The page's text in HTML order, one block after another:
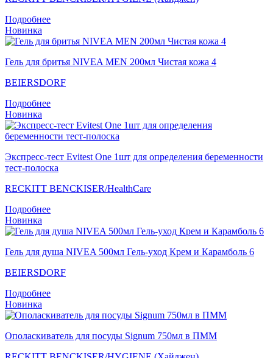
Подробнее
Новинка
Гель для бритья NIVEA MEN 200мл Чистая кожа 4
BEIERSDORF
Подробнее
Новинка
Экспресс-тест Evitest One 1шт для определения беременности
тест-полоска
RECKITT BENCKISER/НealthСare
Подробнее
Новинка
Гель для душа NIVEA 500мл Гель-уход Крем и Карамболь 6
BEIERSDORF
Подробнее
Новинка
Ополаскиватель для посуды Signum 750мл в ПММ